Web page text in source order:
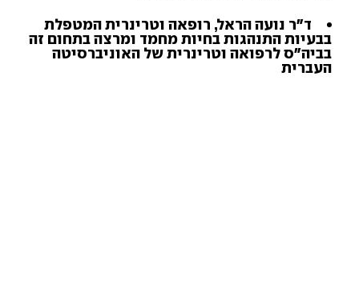
ד"ר נועה הראל, רופאה וטרינרית המטפלת
בבעיות התנהגות בחיות מחמד ומרצה בתחום זה
בביה"ס לרפואה וטרינרית של האוניברסיטה
העברית